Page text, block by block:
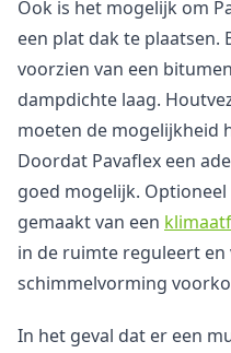
Ook is het mogelijk om
een plat dak te plaatsen.
voorzien van een
dampdichte laag.
moeten de mogelijkheid
Doordat Pavaflex een
goed mogelijk.
gemaakt van een
in de ruimte reguleert
schimmelvorming
In het geval dat er een